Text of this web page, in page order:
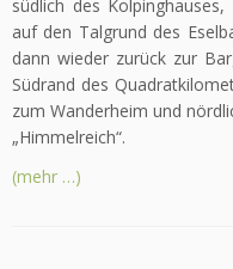
südlich des
auf den Talgrund des
dann wieder zurück zur
Südrand des
zum Wanderheim und
„Himmelreich“.
(mehr …)